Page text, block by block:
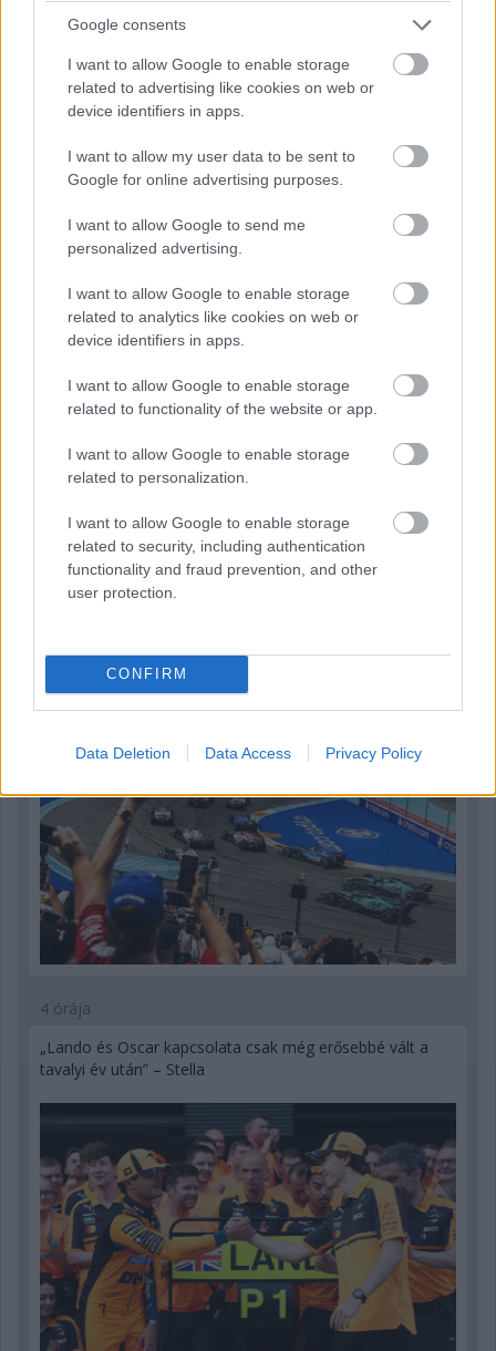
Google consents
I want to allow Google to enable storage
related to advertising like cookies on web or
device identifiers in apps.
I want to allow my user data to be sent to
Google for online advertising purposes.
I want to allow Google to send me
personalized advertising.
I want to allow Google to enable storage
related to analytics like cookies on web or
device identifiers in apps.
I want to allow Google to enable storage
related to functionality of the website or app.
I want to allow Google to enable storage
related to personalization.
I want to allow Google to enable storage
related to security, including authentication
functionality and fraud prevention, and other
user protection.
CONFIRM
Data Deletion Data Access Privacy Policy
Köszöntünk ismét mindenkit, rövidesen indul a sprintidőmérő
az F1-es Kínai Nagydíjon, azaz egyetlen szabadedzés után
máris téttel bíró eseményt rendeznek a naptárba öt év után
Hallgasd meg a Formula Podcast
legfrissebb adását!
Kövess minket a Facebookon
Parc Fermé
3 órája
mindenhol
4 órája
„Lando és Oscar kapcsolata csak még erősebbé vált a
tavalyi év után” – Stella